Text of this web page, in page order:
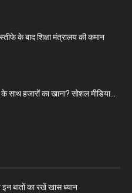
के बाद शिक्षा मंत्रालय की कमान
हजारों का खाना? सोशल मीडिया...
इन बातों का रखें खास ध्यान